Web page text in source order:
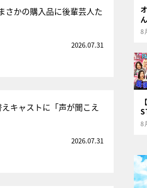
かの購入品に後輩芸人た
2026.07.31
キャストに「声が聞こえ
2026.07.31
8
8